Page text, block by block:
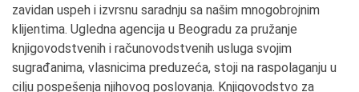
zavidan uspeh i izvrsnu saradnju sa našim mnogobrojnim
klijentima. Ugledna agencija u Beogradu za pružanje
knjigovodstvenih i računovodstvenih usluga svojim
sugrađanima, vlasnicima preduzeća, stoji na raspolaganju u
cilju pospešenja njihovog poslovanja. Knjigovodstvo za